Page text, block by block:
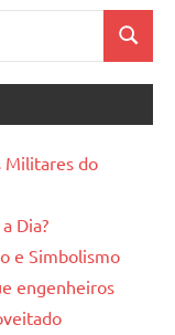
Militares do
Dia?
e Simbolismo
engenheiros